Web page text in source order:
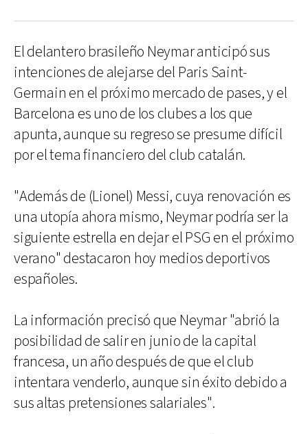
El delantero brasileño Neymar anticipó sus
intenciones de alejarse del Paris Saint-
Germain en el próximo mercado de pases, y el
Barcelona es uno de los clubes a los que
apunta, aunque su regreso se presume difícil
por el tema financiero del club catalán.
"Además de (Lionel) Messi, cuya renovación es
una utopía ahora mismo, Neymar podría ser la
siguiente estrella en dejar el PSG en el próximo
verano" destacaron hoy medios deportivos
españoles.
La información precisó que Neymar "abrió la
posibilidad de salir en junio de la capital
francesa, un año después de que el club
intentara venderlo, aunque sin éxito debido a
sus altas pretensiones salariales".